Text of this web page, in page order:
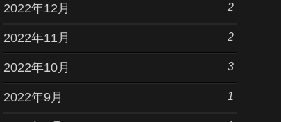
2022年12月 2
2022年11月 2
2022年10月 3
2022年9月 1